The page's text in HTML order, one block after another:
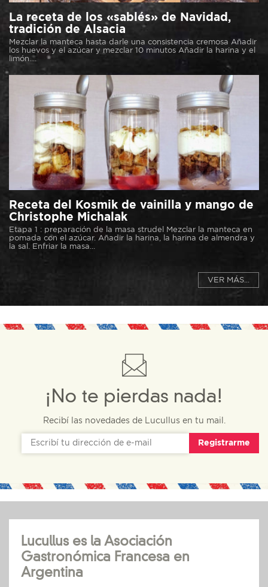
La receta de los «sablés» de Navidad,
tradición de Alsacia
Mezclar la manteca hasta darle una consistencia cremosa Añadir
los huevos y el azúcar y mezclar 10 minutos Añadir la harina y el
limón....
Receta del Kosmik de vainilla y mango de
Christophe Michalak
Etapa 1 : preparación de la masa strudel Mezclar la manteca en
pomada con el azúcar. Añadir la harina, la harina de almendra y
la sal. Enfriar la masa...
VER MÁS...
¡No te pierdas nada!
Recibí las novedades de Lucullus en tu mail.
Registrarme
Lucullus es la Asociación
Gastronómica Francesa en
Argentina